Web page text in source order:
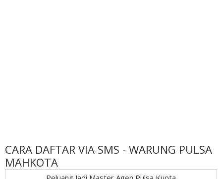
CARA DAFTAR VIA SMS - WARUNG PULSA
MAHKOTA